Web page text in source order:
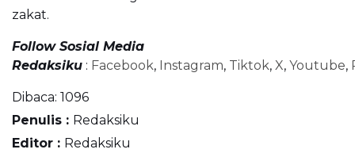
zakat.
Follow Sosial Media
Redaksiku : Facebook, Instagram, Tiktok, X, Youtube,
Dibaca: 1096
Penulis : Redaksiku
Editor : Redaksiku